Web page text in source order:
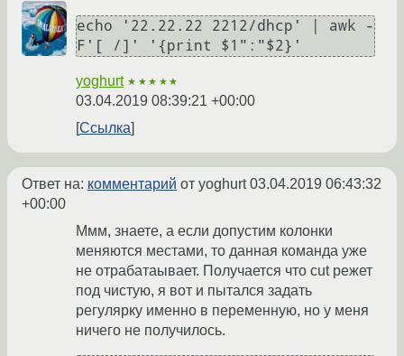
echo '22.22.22 2212/dhcp' | awk -
yoghurt ★★★★★
03.04.2019 08:39:21 +00:00
Ссылка
Ответ на: комментарий от yoghurt03.04.2019 06:43:32
+00:00
Ммм, знаете, а если допустим колонки
меняются местами, то данная команда уже
не отрабатаывает. Получается что cut режет
под чистую, я вот и пытался задать
регулярку именно в переменную, но у меня
ничего не получилось.